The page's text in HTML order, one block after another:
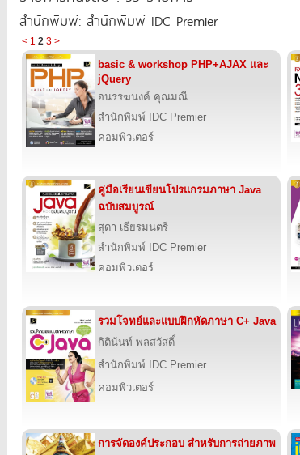
สำนักพิมพ์: สำนักพิมพ์ IDC Premier
< 1 2 3 >
basic & workshop PHP+AJAX และ
jQuery
อนรรฆนงค์ คุณมณี
สำนักพิมพ์ IDC Premier
คอมพิวเตอร์
คู่มือเรียนเขียนโปรแกรมภาษา Java
ฉบับสมบูรณ์
สุดา เธียรมนตรี
สำนักพิมพ์ IDC Premier
คอมพิวเตอร์
รวมโจทย์และแบบฝึกหัดภาษา C+ Java
กิตินันท์ พลสวัสดิ์
สำนักพิมพ์ IDC Premier
คอมพิวเตอร์
การจัดองค์ประกอบ สำหรับการถ่ายภาพ